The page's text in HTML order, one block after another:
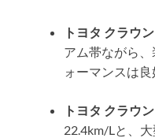
トヨタ クラウ
アム帯ながら
ォーマンスは良
トヨタ クラウ
22.4km/Lと、